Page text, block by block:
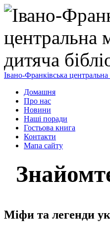
Івано-Франківська центральна
Домашня
Про нас
Новини
Наші поради
Гостьова книга
Контакти
Мапа сайту
Міфи та легенди